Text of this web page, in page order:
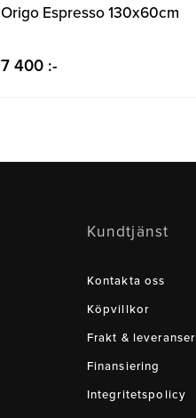
Origo Espresso 130x60cm
7 400 :-
Kundtjänst
Kontakta oss
Köpvillkor
Frakt & leveranser
Finansiering
Integritetspolicy